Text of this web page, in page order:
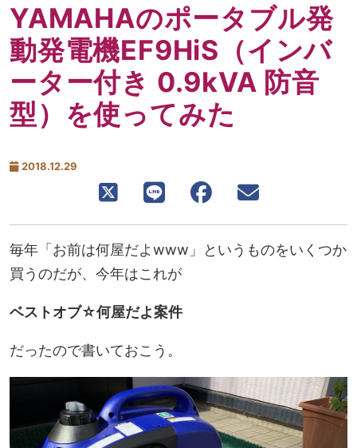
YAMAHAのポータブル発
動発電機EF9HiS（インバ
ーター付き 0.9kVA 防音
型）を使ってみた
2018.12.29
毎年「お前は何屋だよwww」というものをいくつか
買うのだが、今年はこれが
ベストオブ☆何屋だよ案件
だったので書いておこう。